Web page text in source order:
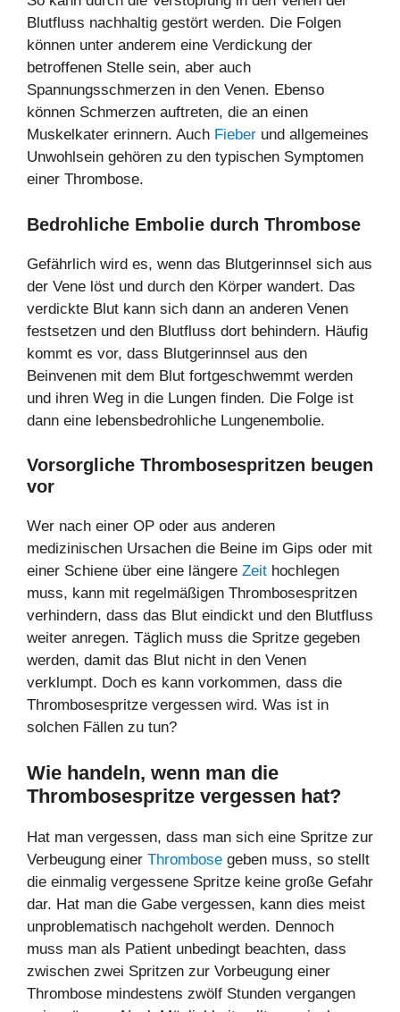
Blutfluss nachhaltig gestört werden. Die Folgen
können unter anderem eine Verdickung der
betroffenen Stelle sein, aber auch
Spannungsschmerzen in den Venen. Ebenso
können Schmerzen auftreten, die an einen
Muskelkater erinnern. Auch Fieber und allgemeines
Unwohlsein gehören zu den typischen Symptomen
einer Thrombose.
Bedrohliche Embolie durch Thrombose
Gefährlich wird es, wenn das Blutgerinnsel sich aus
der Vene löst und durch den Körper wandert. Das
verdickte Blut kann sich dann an anderen Venen
festsetzen und den Blutfluss dort behindern. Häufig
kommt es vor, dass Blutgerinnsel aus den
Beinvenen mit dem Blut fortgeschwemmt werden
und ihren Weg in die Lungen finden. Die Folge ist
dann eine lebensbedrohliche Lungenembolie.
Vorsorgliche Thrombosespritzen beugen
vor
Wer nach einer OP oder aus anderen
medizinischen Ursachen die Beine im Gips oder mit
einer Schiene über eine längere Zeit hochlegen
muss, kann mit regelmäßigen Thrombosespritzen
verhindern, dass das Blut eindickt und den Blutfluss
weiter anregen. Täglich muss die Spritze gegeben
werden, damit das Blut nicht in den Venen
verklumpt. Doch es kann vorkommen, dass die
Thrombosespritze vergessen wird. Was ist in
solchen Fällen zu tun?
Wie handeln, wenn man die
Thrombosespritze vergessen hat?
Hat man vergessen, dass man sich eine Spritze zur
Verbeugung einer Thrombose geben muss, so stellt
die einmalig vergessene Spritze keine große Gefahr
dar. Hat man die Gabe vergessen, kann dies meist
unproblematisch nachgeholt werden. Dennoch
muss man als Patient unbedingt beachten, dass
zwischen zwei Spritzen zur Vorbeugung einer
Thrombose mindestens zwölf Stunden vergangen